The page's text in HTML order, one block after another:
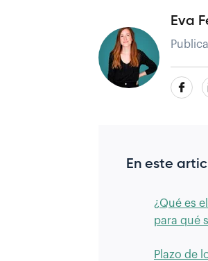
Eva
En este
¿Qué es
para qué
Plazo de